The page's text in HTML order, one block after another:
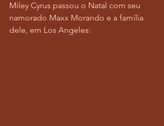
Miley Cyrus passou o Natal com seu
namorado Maxx Morando e a família
dele, em Los Angeles: